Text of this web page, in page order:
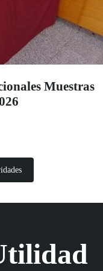
Muestras